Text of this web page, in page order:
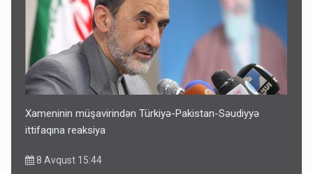
Xameninin müşavirindən Türkiyə-Pakistan-Səudiyyə
ittifaqına reaksiya
8 Avqust 15:44